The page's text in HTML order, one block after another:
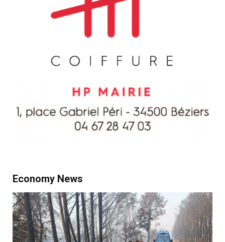
Economy News